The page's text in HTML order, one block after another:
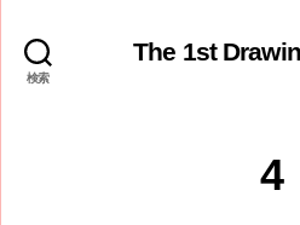
検索
The 1st
4